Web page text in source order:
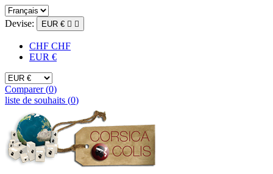
Devise: EUR €  
CHF CHF
EUR €
Comparer (0)
liste de souhaits (0)